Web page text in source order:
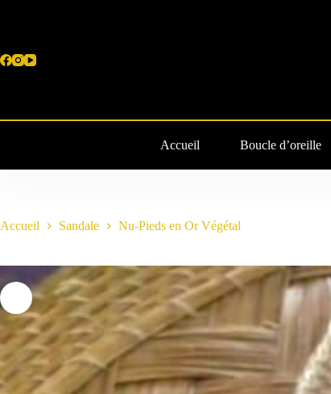
Accueil Boucle d’oreille
Accueil Sandale Nu-Pieds en Or Végétal